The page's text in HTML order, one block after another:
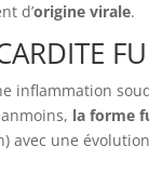
d’origine virale.
inflammation
la forme
avec une